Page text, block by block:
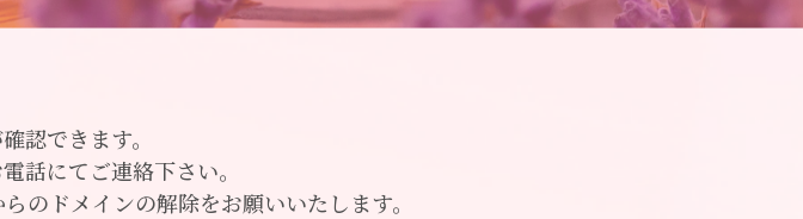
認できます。
話にてご連絡下さい。
ドメインの解除をお願いいたします。